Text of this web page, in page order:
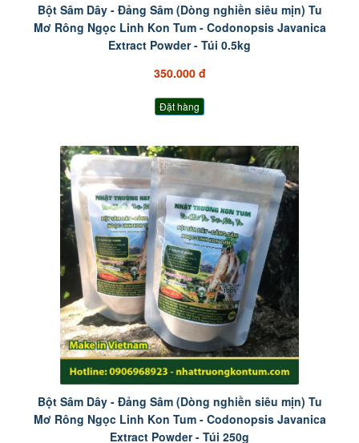
Bột Sâm Dây - Đảng Sâm (Dòng nghiền siêu mịn) Tu
Mơ Rông Ngọc Linh Kon Tum - Codonopsis Javanica
Extract Powder - Túi 0.5kg
350.000 đ
Đặt hàng
Bột Sâm Dây - Đảng Sâm (Dòng nghiền siêu mịn) Tu
Mơ Rông Ngọc Linh Kon Tum - Codonopsis Javanica
Extract Powder - Túi 250g